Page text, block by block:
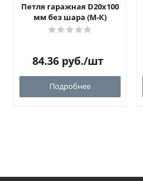
Петля гаражная D20х100
мм без шара (М-К)
84.36 руб./шт
Подробнее